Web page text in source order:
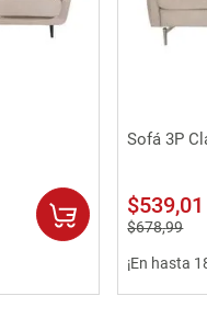
Sofá 3P
$539,01
$678,99
¡En hasta